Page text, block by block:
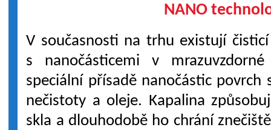
NANO
V současnosti na trhu existují
s nanočásticemi v
speciální přísadě nanočástic povrch
nečistoty a oleje. Kapalina
skla a dlouhodobě ho chrání